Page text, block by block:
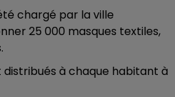
chargé par la ville
25 000 masques textiles,
distribués à chaque habitant à